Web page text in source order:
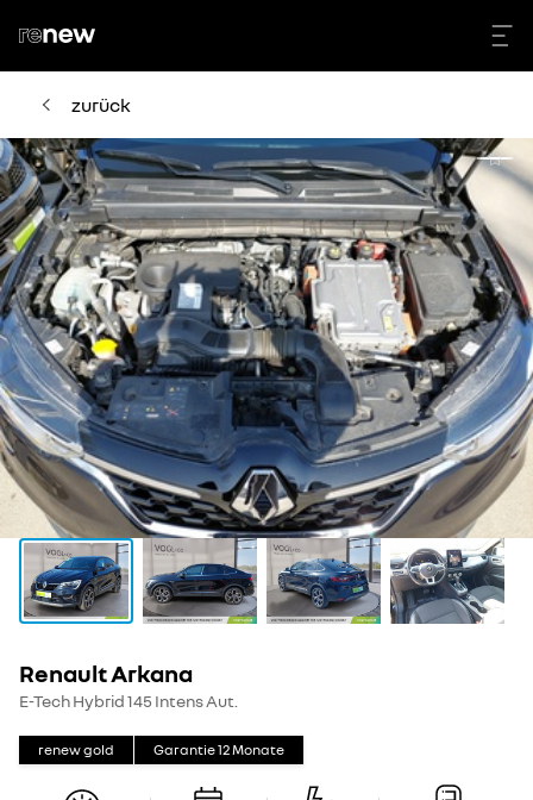
zurück
Renault Arkana
E-Tech Hybrid 145 Intens Aut.
renew gold Garantie12Monate